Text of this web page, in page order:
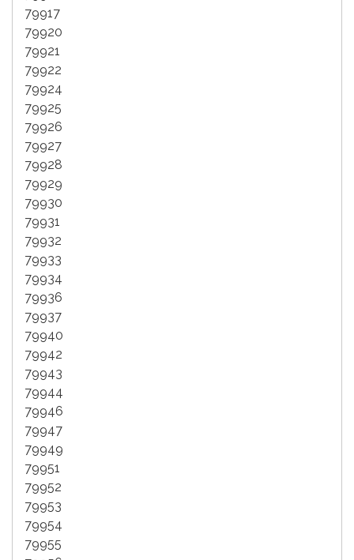
79917
79920
79921
79922
79924
79925
79926
79927
79928
79929
79930
79931
79932
79933
79934
79936
79937
79940
79942
79943
79944
79946
79947
79949
79951
79952
79953
79954
79955